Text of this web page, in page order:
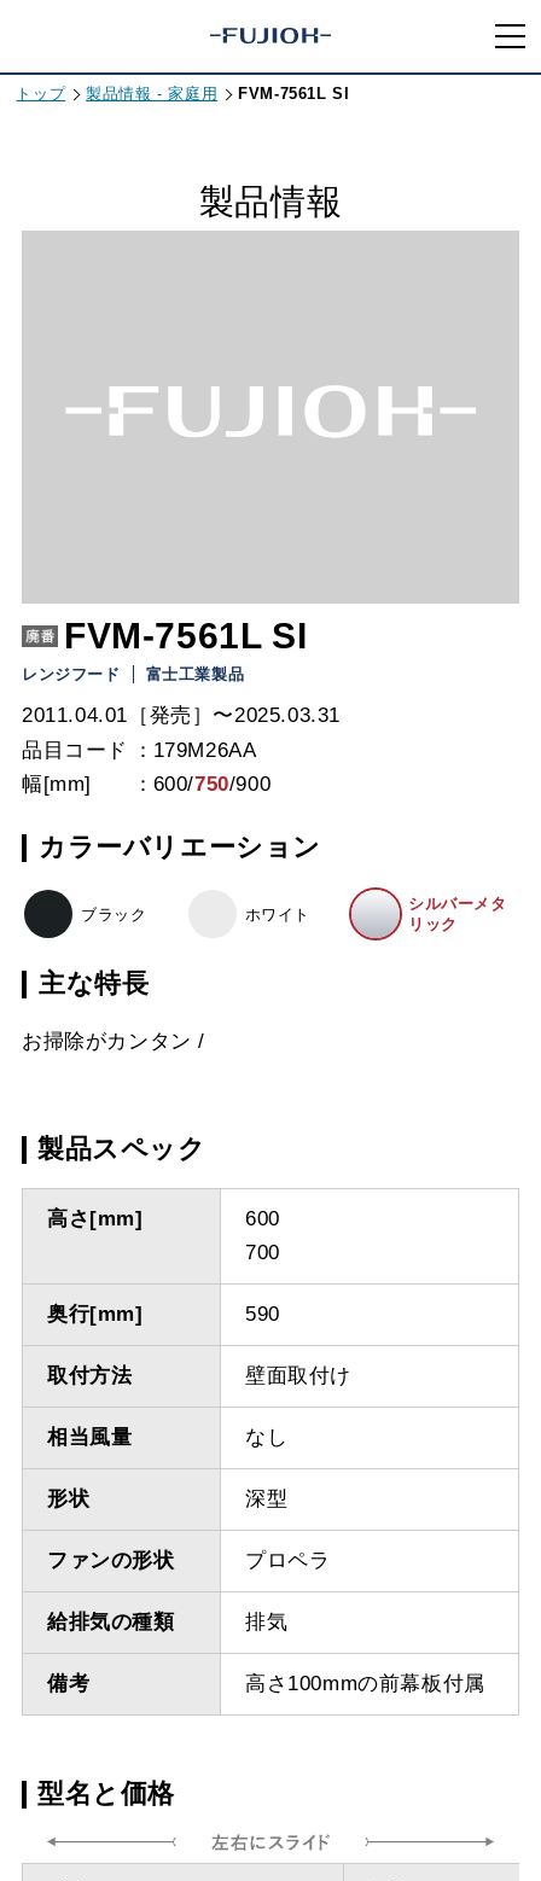
トップ 製品情報 - 家庭用 FVM-7561L SI
製品情報
FVM-7561L SI
レンジフード 富士工業製品
2011.04.01［発売］〜2025.03.31
品目コード
179M26AA
幅[mm]
600/750/900
カラーバリエーション
ブラック ホワイト
シルバーメタ
リック
主な特長
お掃除がカンタン
製品スペック
高さ[mm]
600
700
奥行[mm] 590
取付方法 壁面取付け
相当風量 なし
形状 深型
ファンの形状 プロペラ
給排気の種類 排気
備考 高さ100mmの前幕板付属
型名と価格